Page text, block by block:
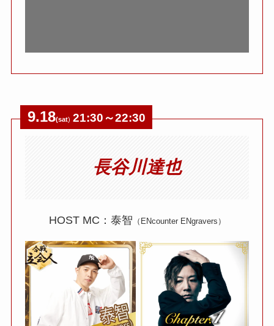
9.18(sat) 21:30～22:30
長谷川達也
HOST MC：泰智 （ENcounter ENgravers）